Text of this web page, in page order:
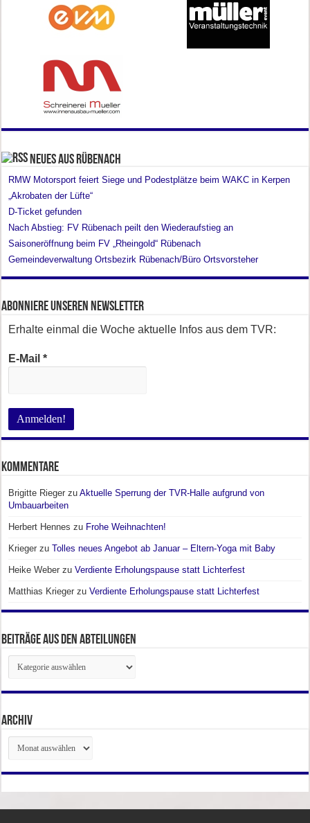
Neues aus Rübenach
RMW Motorsport feiert Siege und Podestplätze beim WAKC in Kerpen
„Akrobaten der Lüfte“
D-Ticket gefunden
Nach Abstieg: FV Rübenach peilt den Wiederaufstieg an
Saisoneröffnung beim FV „Rheingold“ Rübenach
Gemeindeverwaltung Ortsbezirk Rübenach/Büro Ortsvorsteher
Abonniere unseren Newsletter
Erhalte einmal die Woche aktuelle Infos aus dem TVR:
E-Mail*
Kommentare
Brigitte Rieger zuAktuelle Sperrung der TVR-Halle aufgrund von
Umbauarbeiten
Herbert Hennes zu Frohe Weihnachten!
Krieger zuTolles neues Angebot ab Januar – Eltern-Yoga mit Baby
Heike Weber zuVerdiente Erholungspause statt Lichterfest
Matthias Krieger zuVerdiente Erholungspause statt Lichterfest
Beiträge aus den Abteilungen
Beiträge
aus
den
Abteilungen
Archiv
Archiv